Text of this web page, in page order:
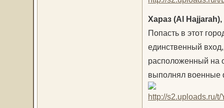
Хараз (Al
Попасть в этот
единственный
расположенный на
выполнял военные